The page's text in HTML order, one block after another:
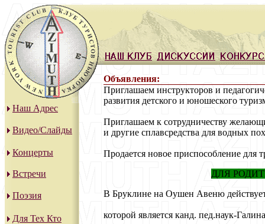
Наш Адрес
Видео/Слайды
Концерты
Встречи
Поэзия
Для Тех Кто
Объявления:
Приглашаем инструкторов и
развития детского и юношеского
Приглашаем к сотрудничеству
и другие сплавсредства для водных
Продается новое приспособление для
ДЛЯ
В Бруклине на Оушен Авеню
которой является канд. пед.наук-